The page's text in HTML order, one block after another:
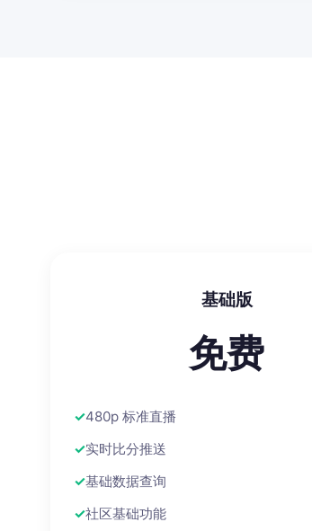
基础版
免费
480p 标准直播
实时比分推送
基础数据查询
社区基础功能